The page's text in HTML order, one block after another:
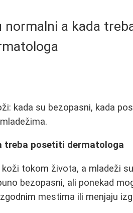
normalni a kada
kada su bezopasni, kada
treba posetiti dermatologa
tokom života, a mladeži
bezopasni, ali ponekad
mestima ili menjaju